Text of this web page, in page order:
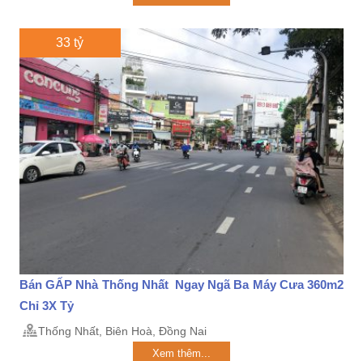
33 tỷ
Bán GẤP Nhà Thống Nhất Ngay Ngã Ba Máy Cưa 360m2
Chỉ 3X Tỷ
Thống Nhất, Biên Hoà, Đồng Nai
Xem thêm...